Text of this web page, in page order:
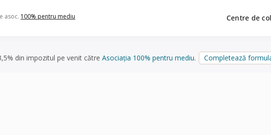
asoc. 100% pentru mediu Centre de
din impozitul pe venit către Asociația 100% pentru mediu. Completează